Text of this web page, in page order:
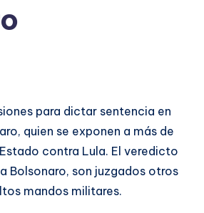
para dictar sentencia en
quien se exponen a más de
contra Lula. El veredicto
Bolsonaro, son juzgados otros
mandos militares.